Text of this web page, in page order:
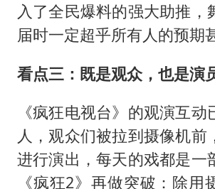
入了全民爆料的强大助推，
届时一定超乎所有人的预期
看点三：既是观众，也是演
《疯狂电视台》的观演互
人，观众们被拉到摄像机前
进行演出，每天的戏都是一
《疯狂2》再做突破：除用